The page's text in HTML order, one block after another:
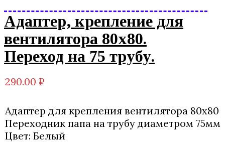
Адаптер, крепление для
вентилятора 80х80.
Переход на 75 трубу.
290.00 ₽
Адаптер для крепления вентилятора 80х80
Переходник папа на трубу диаметром 75мм
Цвет: Белый